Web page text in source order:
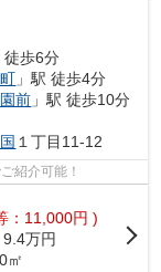
徒歩6分
」駅 徒歩4分
前 」駅 徒歩10分
１丁目11-12
紹介可能！
：11,000円 )
9.4万円
㎡